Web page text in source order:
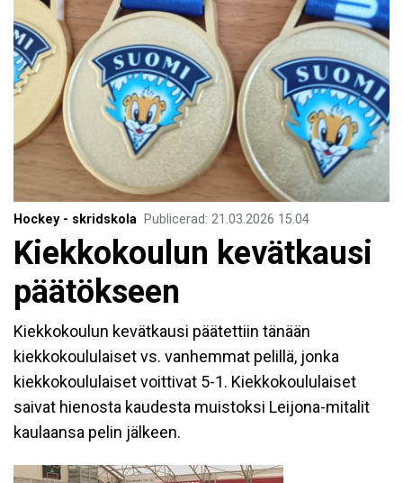
Hockey - skridskola Publicerad: 21.03.2026 15.04
Kiekkokoulun kevätkausi
päätökseen
Kiekkokoulun kevätkausi päätettiin tänään
kiekkokoululaiset vs. vanhemmat pelillä, jonka
kiekkokoululaiset voittivat 5-1. Kiekkokoululaiset
saivat hienosta kaudesta muistoksi Leijona-mitalit
kaulaansa pelin jälkeen.